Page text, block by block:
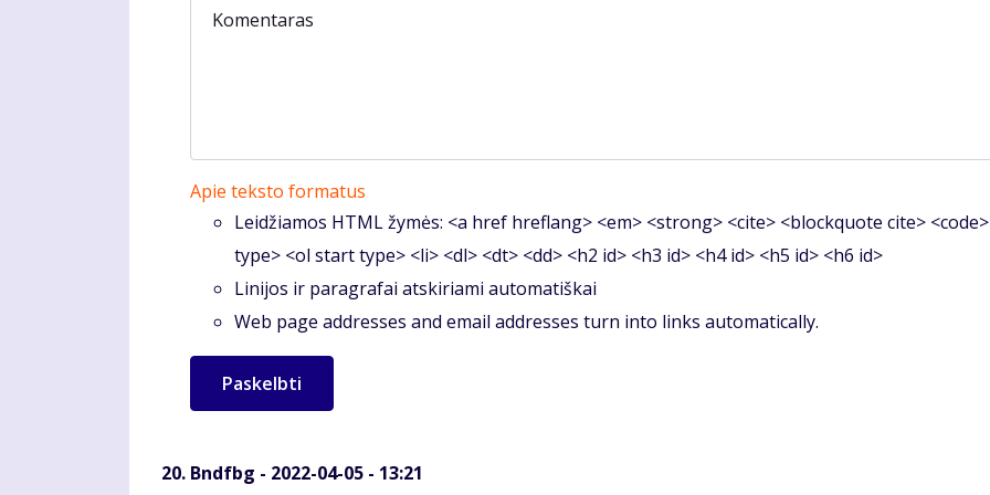
Komentaras
Apie teksto formatus
Leidžiamos HTML žymės: <a href hreflang> <em> <strong> <cite> <blockquote cite>
type> <ol start type> <li> <dl> <dt> <dd> <h2 id> <h3 id> <h4 id> <h5 id> <h6 id>
Linijos ir paragrafai atskiriami automatiškai
Web page addresses and email addresses turn into links automatically.
Bndfbg - 2022-04-05 - 13:21